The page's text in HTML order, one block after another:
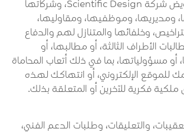
أنت توافق على تعويض شركة Scientific Design، وشركاتها
ومديريها، وموظفيها، ومقاوليها،
وخلفائها والمتنازل لهم والدفاع
الأطراف الثالثة، أو مطالبها، أو
أو مسؤولياتها، بما في ذلك أتعاب المحاماة
للموقع الإلكتروني، أو انتهاكك لهذه
فكرية للآخرين أو المتعلقة بذلك.
والتعليقات، وطلبات الدعم الفني،